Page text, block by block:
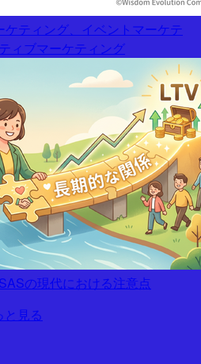
ケティング、イベントマーケテ
ィブマーケティング
の現代における注意点
と見る